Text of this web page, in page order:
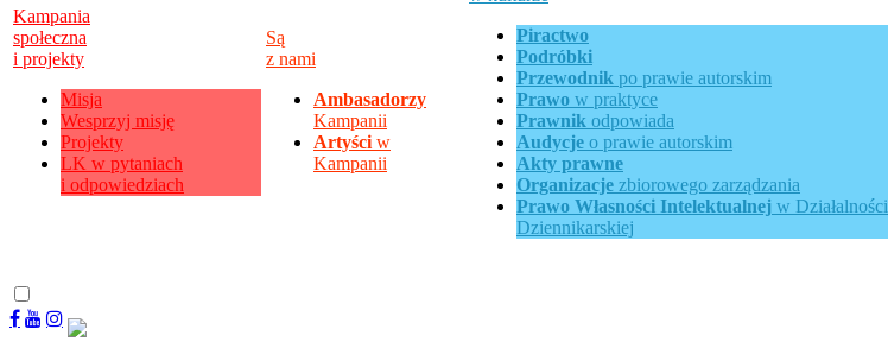
Kampania
społeczna
i projekty
Misja
Wesprzyj misję
Projekty
LK w pytaniach
i odpowiedziach
Są
z nami
Ambasadorzy
Kampanii
Artyści w
Kampanii
Piractwo
Podróbki
Przewodnik po prawie autorskim
Prawo w praktyce
Prawnik odpowiada
Audycje o prawie autorskim
Akty prawne
Organizacje zbiorowego zarządzania
Prawo Własności Intelektualnej w Działalności
Dziennikarskiej